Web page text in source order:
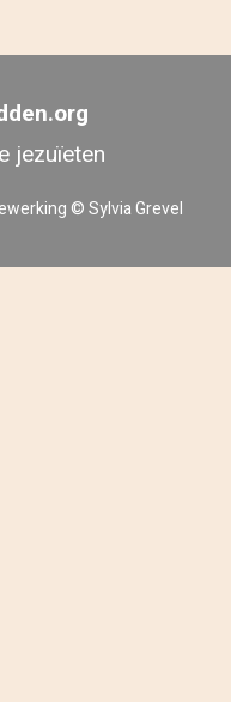
jezuïeten
© Sylvia Grevel